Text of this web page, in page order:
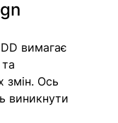
вимагає
змін. Ось
виникнути